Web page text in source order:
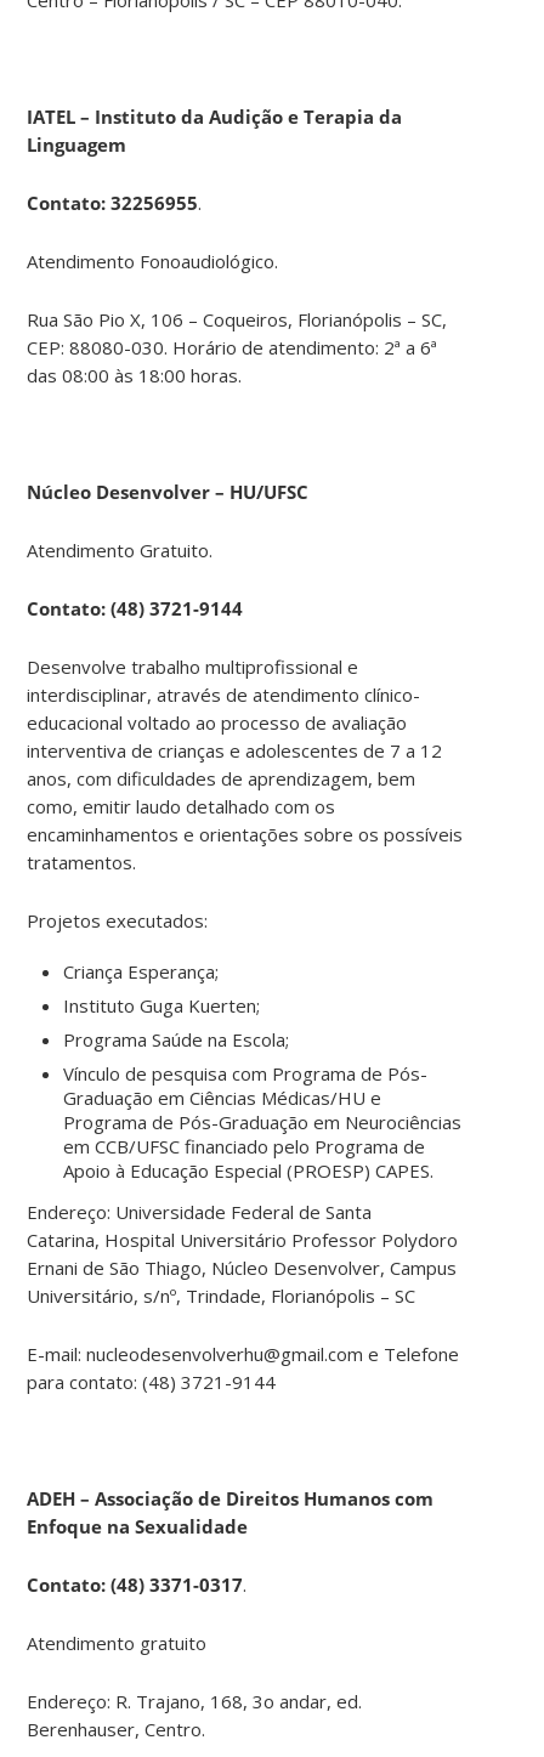
IATEL – Instituto da Audição e Terapia da
Linguagem
Contato: 32256955.
Atendimento Fonoaudiológico.
Rua São Pio X, 106 – Coqueiros, Florianópolis – SC,
CEP: 88080-030. Horário de atendimento: 2ª a 6ª
das 08:00 às 18:00 horas.
Núcleo Desenvolver – HU/UFSC
Atendimento Gratuito.
Contato: (48) 3721-9144
Desenvolve trabalho multiprofissional e
interdisciplinar, através de atendimento clínico-
educacional voltado ao processo de avaliação
interventiva de crianças e adolescentes de 7 a 12
anos, com dificuldades de aprendizagem, bem
como, emitir laudo detalhado com os
encaminhamentos e orientações sobre os possíveis
tratamentos.
Projetos executados:
Criança Esperança;
Instituto Guga Kuerten;
Programa Saúde na Escola;
Vínculo de pesquisa com Programa de Pós-
Graduação em Ciências Médicas/HU e
Programa de Pós-Graduação em Neurociências
em CCB/UFSC financiado pelo Programa de
Apoio à Educação Especial (PROESP) CAPES.
Endereço: Universidade Federal de Santa
Catarina, Hospital Universitário Professor Polydoro
Ernani de São Thiago, Núcleo Desenvolver, Campus
Universitário, s/nº, Trindade, Florianópolis – SC
E-mail: nucleodesenvolverhu@gmail.com e Telefone
para contato: (48) 3721-9144
ADEH – Associação de Direitos Humanos com
Enfoque na Sexualidade
Contato: (48) 3371-0317.
Atendimento gratuito
Endereço: R. Trajano, 168, 3o andar, ed.
Berenhauser, Centro.